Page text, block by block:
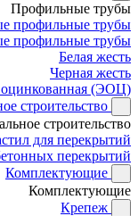
Профильные трубы
профильные трубы
профильные трубы
Белая жесть
Черная жесть
(ЭОЦ)
строительство
строительство
для перекрытий
перекрытий
Комплектующие
Комплектующие
Крепеж